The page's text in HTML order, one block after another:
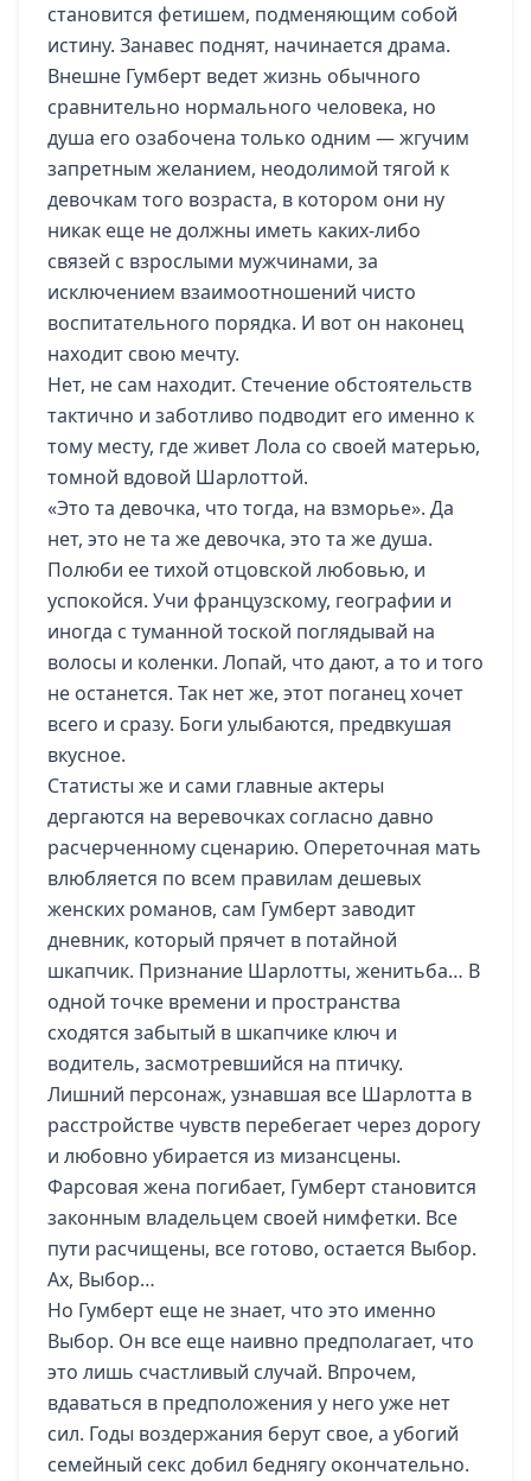
становится фетишем, подменяющим собой
истину. Занавес поднят, начинается драма.
Внешне Гумберт ведет жизнь обычного
сравнительно нормального человека, но
душа его озабочена только одним — жгучим
запретным желанием, неодолимой тягой к
девочкам того возраста, в котором они ну
никак еще не должны иметь каких-либо
связей с взрослыми мужчинами, за
исключением взаимоотношений чисто
воспитательного порядка. И вот он наконец
находит свою мечту.
Нет, не сам находит. Стечение обстоятельств
тактично и заботливо подводит его именно к
тому месту, где живет Лола со своей матерью,
томной вдовой Шарлоттой.
«Это та девочка, что тогда, на взморье». Да
нет, это не та же девочка, это та же душа.
Полюби ее тихой отцовской любовью, и
успокойся. Учи французскому, географии и
иногда с туманной тоской поглядывай на
волосы и коленки. Лопай, что дают, а то и того
не останется. Так нет же, этот поганец хочет
всего и сразу. Боги улыбаются, предвкушая
вкусное.
Статисты же и сами главные актеры
дергаются на веревочках согласно давно
расчерченному сценарию. Опереточная мать
влюбляется по всем правилам дешевых
женских романов, сам Гумберт заводит
дневник, который прячет в потайной
шкапчик. Признание Шарлотты, женитьба… В
одной точке времени и пространства
сходятся забытый в шкапчике ключ и
водитель, засмотревшийся на птичку.
Лишний персонаж, узнавшая все Шарлотта в
расстройстве чувств перебегает через дорогу
и любовно убирается из мизансцены.
Фарсовая жена погибает, Гумберт становится
законным владельцем своей нимфетки. Все
пути расчищены, все готово, остается Выбор.
Ах, Выбор…
Но Гумберт еще не знает, что это именно
Выбор. Он все еще наивно предполагает, что
это лишь счастливый случай. Впрочем,
вдаваться в предположения у него уже нет
сил. Годы воздержания берут свое, а убогий
семейный секс добил беднягу окончательно.